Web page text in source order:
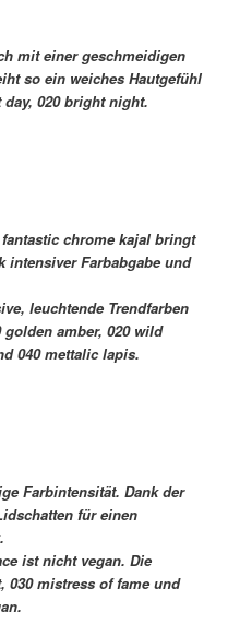
mit einer geschmeidigen
so ein weiches Hautgefühl
020 bright night.
chrome kajal bringt
intensiver Farbabgabe und
leuchtende Trendfarben
golden amber, 020 wild
040 mettalic lapis.
Farbintensität. Dank der
für einen
ist nicht vegan. Die
030 mistress of fame und